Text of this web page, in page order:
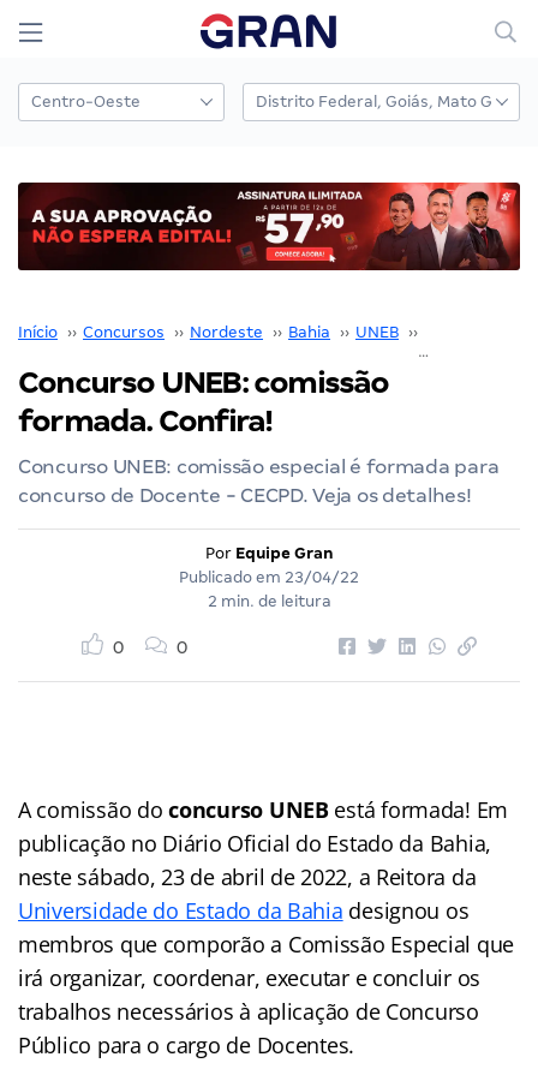
Início ›› Concursos ›› Nordeste ›› Bahia ›› UNEB ››
Concurso UNEB: comissão
formada. Confira!
Concurso UNEB: comissão especial é formada para
concurso de Docente - CECPD. Veja os detalhes!
Por Equipe Gran
Publicado em 23/04/22
2 min. de leitura
0 0
A comissão doconcurso UNEBestá formada! Em
publicação no Diário Oficial do Estado da Bahia,
neste sábado, 23 de abril de 2022, a Reitora da
Universidade do Estado da Bahia designou os
membros que comporão a Comissão Especial que
irá organizar, coordenar, executar e concluir os
trabalhos necessários à aplicação de Concurso
Público para o cargo de Docentes.